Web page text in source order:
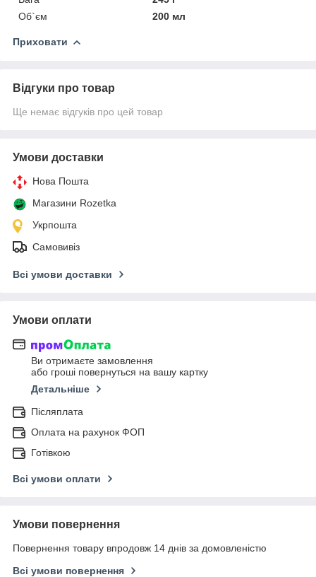
Об`єм
200 мл
Приховати
Відгуки про товар
Ще немає відгуків про цей товар
Умови доставки
Нова Пошта
Магазини Rozetka
Укрпошта
Самовивіз
Всі умови доставки
Умови оплати
Ви отримаєте замовлення
або гроші повернуться на вашу картку
Детальніше
Післяплата
Оплата на рахунок ФОП
Готівкою
Всі умови оплати
Умови повернення
Повернення товару впродовж 14 днів за домовленістю
Всі умови повернення